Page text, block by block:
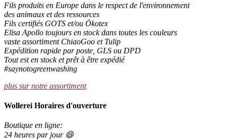
Fils produits en Europe dans le respect de l'environnement
des animaux et des ressources
Fils certifiés GOTS et/ou Ökotex
Elisa Apollo toujours en stock dans toutes les couleurs
vaste assortiment ChiaoGoo et Tulip
Expédition rapide par poste, GLS ou DPD
Tout est en stock et prêt à être expédié
#saynotogreenwashing
plus sur notre assortiment
Wollerei Horaires d'ouverture
Boutique en ligne:
24 heures par jour 😄